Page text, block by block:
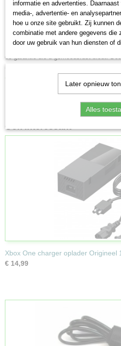
Dell Precision M6400
En meer...
Deze betrouwbare 180W AC-adapter is
Precision en Alienware laptops.
de garantie die u gemoedsrust biedt.
Ook interessant
Xbox One charger oplader Origineel
€ 14,99
informatie en advertenties.
media-, advertentie- en
hoe u onze site gebruikt. Zij kunnen
combinatie met andere gegevens die
door uw gebruik van hun diensten of
Later opnieuw
Alles